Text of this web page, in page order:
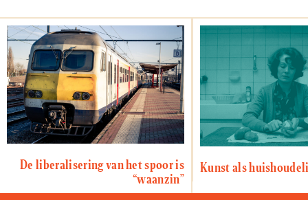
De liberalisering van het spoor is
“waanzin”
Kunst als